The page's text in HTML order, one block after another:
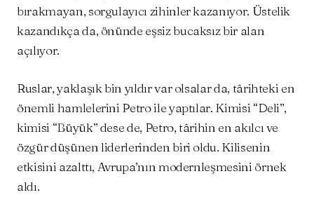
bırakmayan, sorgulayıcı zihinler kazanıyor. Üstelik
kazandıkça da, önünde eşsiz bucaksız bir alan
açılıyor.
Ruslar, yaklaşık bin yıldır var olsalar da, târihteki en
önemli hamlelerini Petro ile yaptılar. Kimisi “Deli”,
kimisi “Büyük” dese de, Petro, târihin en akılcı ve
özgür düşünen liderlerinden biri oldu. Kilisenin
etkisini azalttı, Avrupa’nın modernleşmesini örnek
aldı.